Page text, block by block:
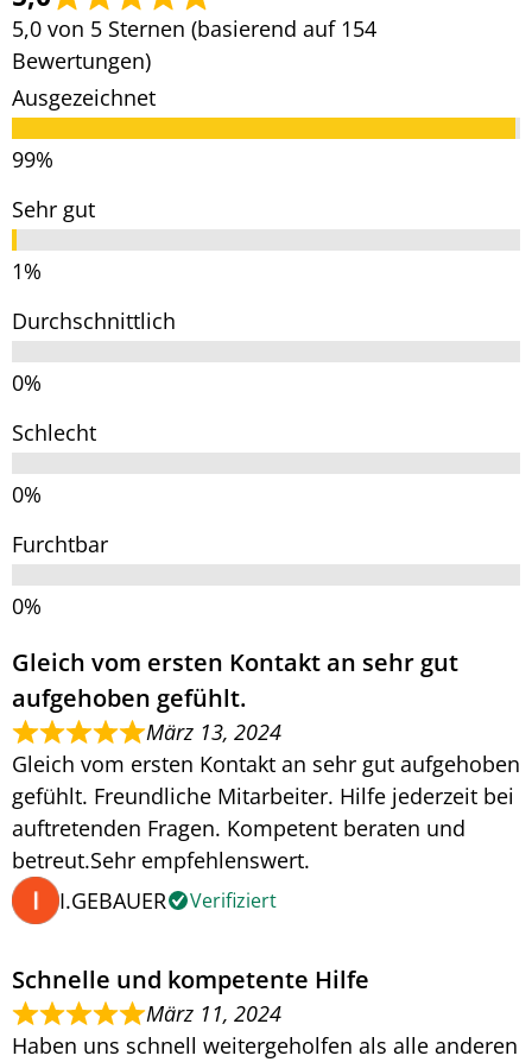
5,0 von 5 Sternen (basierend auf 154
Bewertungen)
Ausgezeichnet
Sehr gut
Durchschnittlich
Schlecht
Furchtbar
Gleich vom ersten Kontakt an sehr gut
aufgehoben gefühlt.
März 13, 2024
Gleich vom ersten Kontakt an sehr gut aufgehoben
gefühlt. Freundliche Mitarbeiter. Hilfe jederzeit bei
auftretenden Fragen. Kompetent beraten und
betreut.Sehr empfehlenswert.
I.GEBAUER
Verifiziert
Schnelle und kompetente Hilfe
März 11, 2024
Haben uns schnell weitergeholfen als alle anderen